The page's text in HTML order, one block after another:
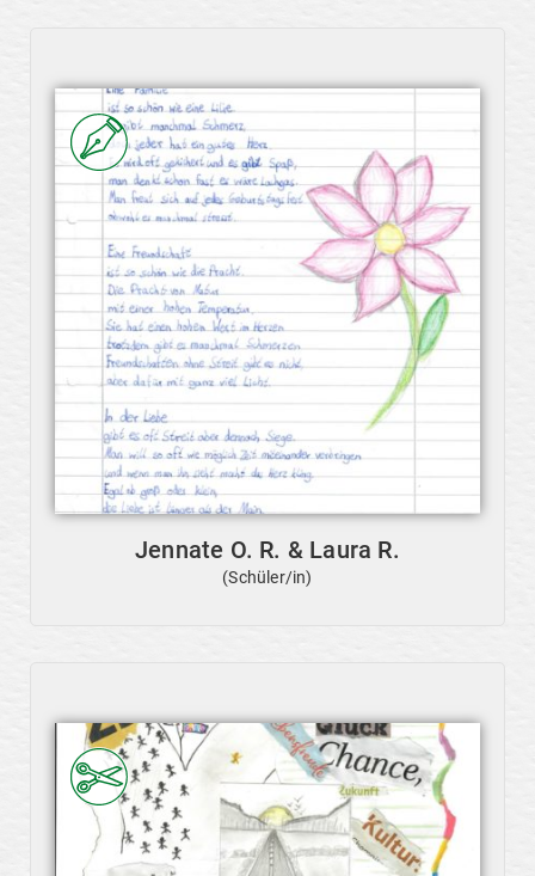
Jennate O. R. & Laura R.
(Schüler/in)